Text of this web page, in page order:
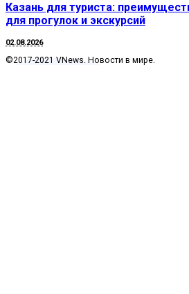
Казань для туриста:
для прогулок и экскурсий
02.08.2026
©2017-2021 VNews. Новости в мире.